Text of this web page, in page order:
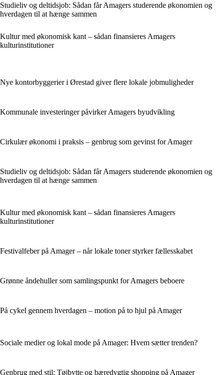
Studieliv og deltidsjob: Sådan får Amagers studerende økonomien og
hverdagen til at hænge sammen
Kultur med økonomisk kant – sådan finansieres Amagers
kulturinstitutioner
Nye kontorbyggerier i Ørestad giver flere lokale jobmuligheder
Kommunale investeringer påvirker Amagers byudvikling
Cirkulær økonomi i praksis – genbrug som gevinst for Amager
Studieliv og deltidsjob: Sådan får Amagers studerende økonomien og
hverdagen til at hænge sammen
Kultur med økonomisk kant – sådan finansieres Amagers
kulturinstitutioner
Festivalfeber på Amager – når lokale toner styrker fællesskabet
Grønne åndehuller som samlingspunkt for Amagers beboere
På cykel gennem hverdagen – motion på to hjul på Amager
Sociale medier og lokal mode på Amager: Hvem sætter trenden?
Genbrug med stil: Tøjbytte og bæredygtig shopping på Amager